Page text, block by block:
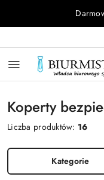
Przejdź do treści
Przejdź do
Przejdź do moje
Przejdź do menu
Przejdź do stopki
Koperty
Liczba produktów: 16
Kategorie